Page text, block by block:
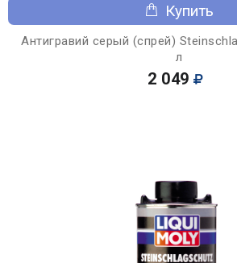
Купить
Антигравий серый (спрей)
л
2 049